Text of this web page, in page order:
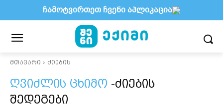
მთავარი ძიების
ღვიძლის ცხიმო -ძიების
შედეგები
ჩამოტვირთეთ ჩვენი აპლიკაცია